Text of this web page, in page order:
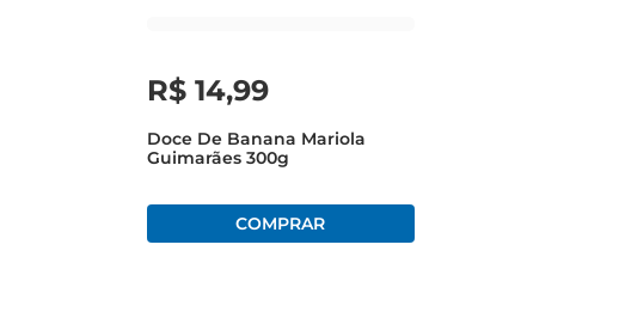
R$ 14,99
Doce De Banana Mariola
Guimarães 300g